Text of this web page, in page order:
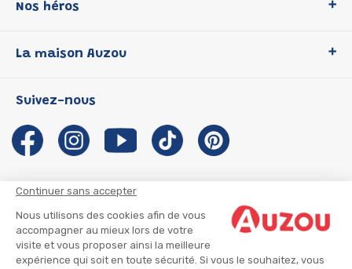
Continuer sans accepter
Nous utilisons des cookies afin de vous
accompagner au mieux lors de votre
visite et vous proposer ainsi la meilleure
expérience qui soit en toute sécurité. Si vous le souhaitez, vous
Nos héros
P'tit Loup
Les Influenceuses
Migali
Petite Taupe
La maison Auzou
Notre histoire
Auzou s'engage
Auteurs et illustrateurs Auzou
Suivre mon colis
Infos consommateur
Suivez-nous
CGU
CGV